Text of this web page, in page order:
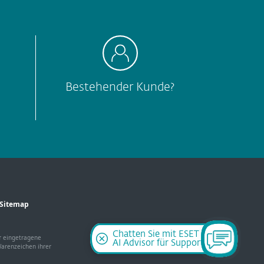
Bestehender Kunde?
Sitemap
eingetragene
ihrer
Chatten Sie mit ESET
AI Advisor für Support